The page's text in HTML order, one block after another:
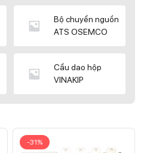
Bộ chuyển nguồn
ATS OSEMCO
Cầu dao hộp
VINAKIP
-31%